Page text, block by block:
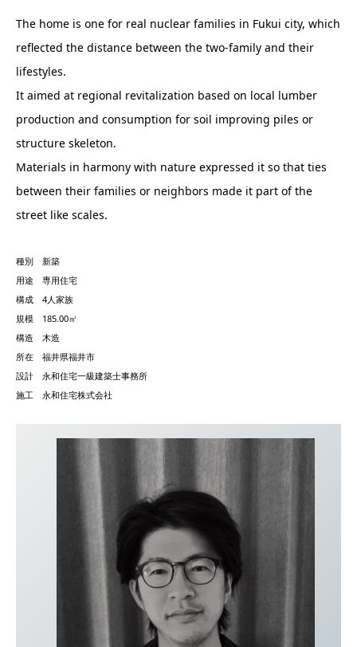
The home is one for real nuclear families in Fukui city, which
reflected the distance between the two-family and their
lifestyles.
It aimed at regional revitalization based on local lumber
production and consumption for soil improving piles or
structure skeleton.
Materials in harmony with nature expressed it so that ties
between their families or neighbors made it part of the
street like scales.
種別 新築
用途 専用住宅
構成 4人家族
規模 185.00㎡
構造 木造
所在 福井県福井市
設計 永和住宅一級建築士事務所
施工 永和住宅株式会社